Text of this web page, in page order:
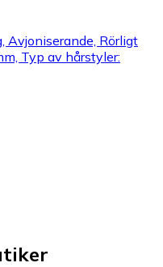
Avjoniserande, Rörligt
Typ av hårstyler: